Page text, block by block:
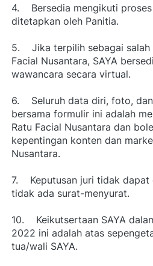
4.    Bersedia mengikuti
ditetapkan oleh Panitia.
5.    Jika terpilih sebagai
Facial Nusantara, SAYA
wawancara secara virtual.
6.    Seluruh data diri, foto,
bersama formulir ini adalah
Ratu Facial Nusantara dan
kepentingan konten dan
Nusantara.
7.    Keputusan juri tidak
tidak ada surat-menyurat.
10.    Keikutsertaan SAYA
2022 ini adalah atas
tua/wali SAYA.